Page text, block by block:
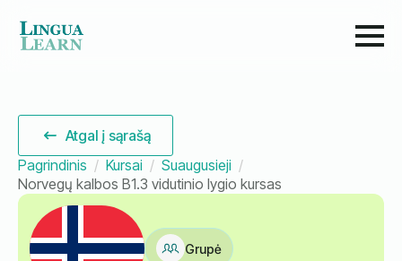
Atgal į sąrašą
Pagrindinis
Kursai
Suaugusieji
Norvegų kalbos B1.3 vidutinio lygio kursas
Grupė